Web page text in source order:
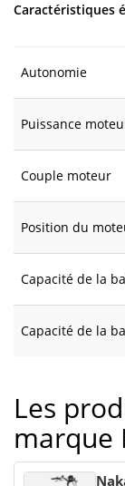
Caractéristiques
Autonomie
Puissance
Couple moteur
Position du
Capacité de la
Capacité de la
Les
marque